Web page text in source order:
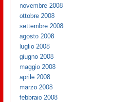
novembre 2008
ottobre 2008
settembre 2008
agosto 2008
luglio 2008
giugno 2008
maggio 2008
aprile 2008
marzo 2008
febbraio 2008